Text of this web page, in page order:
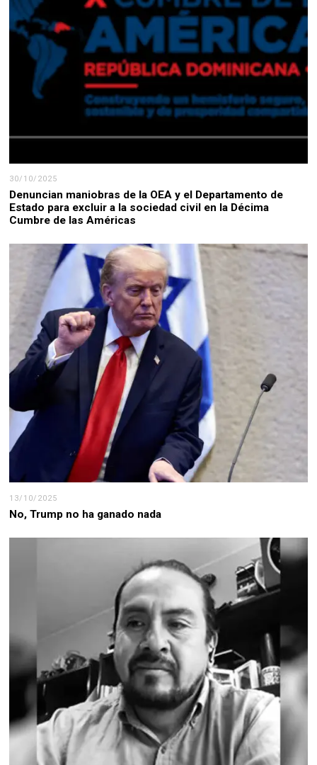
30/10/2025
Denuncian maniobras de la OEA y el Departamento de
Estado para excluir a la sociedad civil en la Décima
Cumbre de las Américas
13/10/2025
No, Trump no ha ganado nada